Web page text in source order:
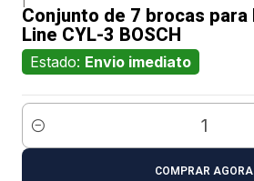
Conjunto de 7 brocas
Line CYL-3 BOSCH
Estado: Envio imediato
Quantidade
COMPRAR AGORA